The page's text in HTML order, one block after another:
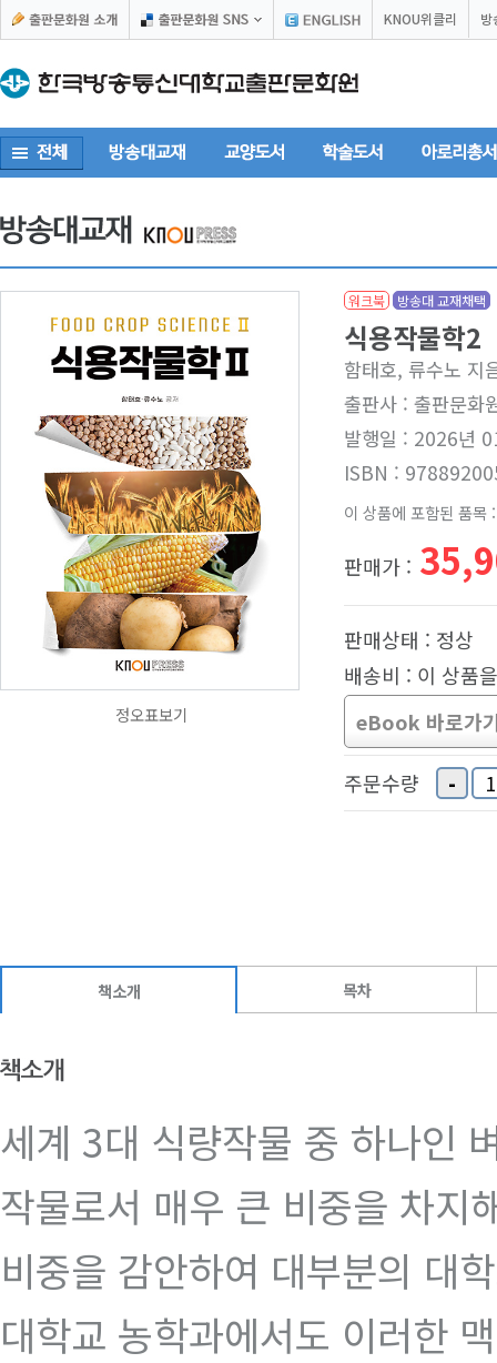
KNOU위클리 방
정오표보기
워크북 방송대 교재채택
식용작물학2
함태호, 류수노 지
출판사 : 출판문화
발행일 : 2026년
ISBN :
이 상품에 포함된 품목 :
판매가 :
판매상태 : 정상
배송비 : 이 상품
eBook 바로가
주문수량 -
책소개 목차
세계 3대 식량작물 중 하나인
작물로서 매우 큰 비중을 차지
비중을 감안하여 대부분의 대
대학교 농학과에서도 이러한